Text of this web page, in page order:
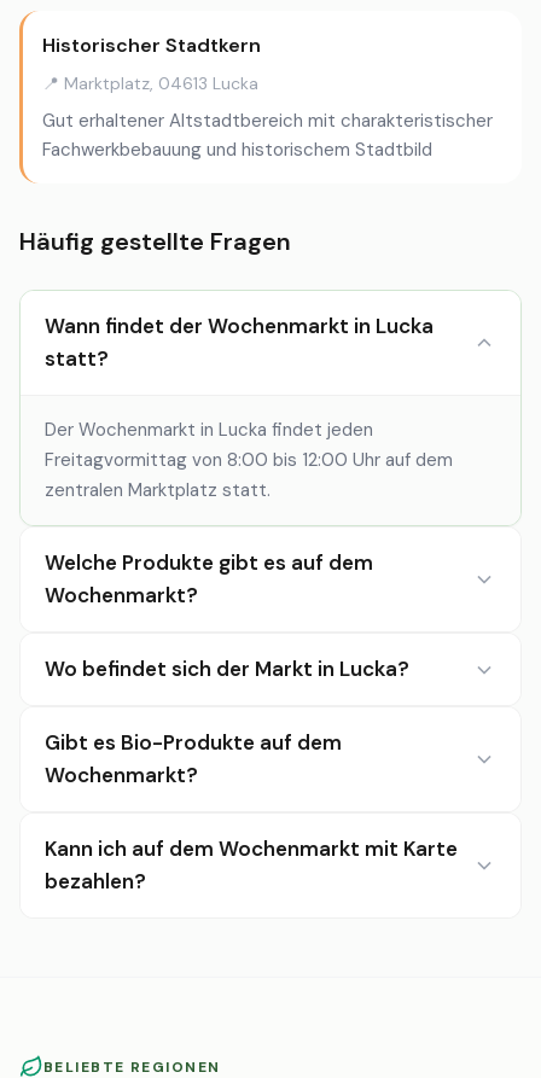
Historischer Stadtkern
📍 Marktplatz, 04613 Lucka
Gut erhaltener Altstadtbereich mit charakteristischer
Fachwerkbebauung und historischem Stadtbild
Häufig gestellte Fragen
Wann findet der Wochenmarkt in Lucka
statt?
Der Wochenmarkt in Lucka findet jeden
Freitagvormittag von 8:00 bis 12:00 Uhr auf dem
zentralen Marktplatz statt.
Welche Produkte gibt es auf dem
Wochenmarkt?
Wo befindet sich der Markt in Lucka?
Gibt es Bio-Produkte auf dem
Wochenmarkt?
Kann ich auf dem Wochenmarkt mit Karte
bezahlen?
BELIEBTE REGIONEN